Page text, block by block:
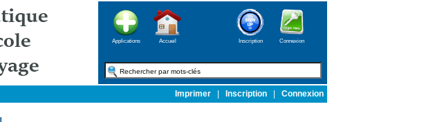
Applications Accueil Inscription Connexion
Imprimer Inscription Connexion